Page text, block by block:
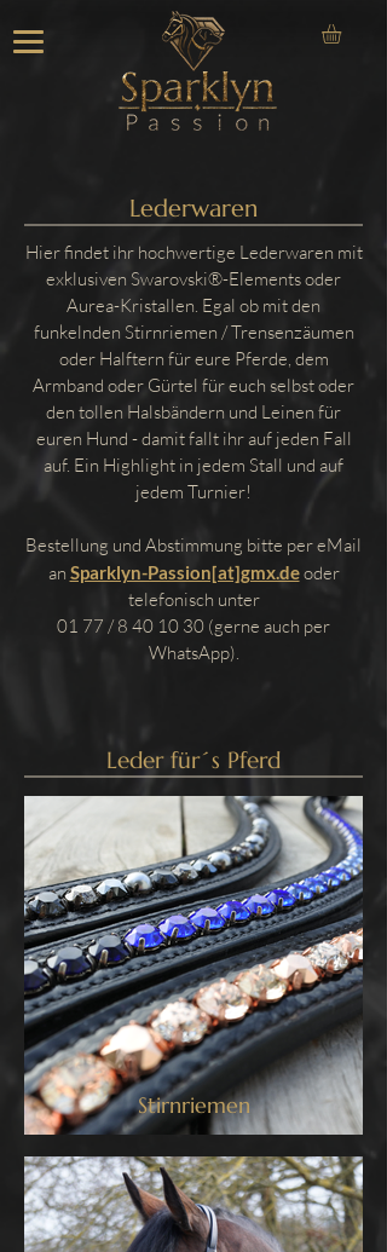
Lederwaren
Hier findet ihr hochwertige Lederwaren mit
exklusiven Swarovski®-Elements oder
Aurea-Kristallen. Egal ob mit den
funkelnden Stirnriemen / Trensenzäumen
oder Halftern für eure Pferde, dem
Armband oder Gürtel für euch selbst oder
den tollen Halsbändern und Leinen für
euren Hund - damit fallt ihr auf jeden Fall
auf. Ein Highlight in jedem Stall und auf
jedem Turnier!
Bestellung und Abstimmung bitte per eMail
an Sparklyn-Passion[at]gmx.deoder
telefonisch unter
01 77 /8 40 10 30 (gerne auch per
WhatsApp).
Leder für´s Pferd
Stirnriemen